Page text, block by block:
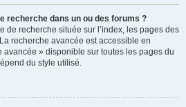
recherche dans un ou des forums ?
de recherche située sur l’index, les pages des
recherche avancée est accessible en
» disponible sur toutes les pages du
du style utilisé.